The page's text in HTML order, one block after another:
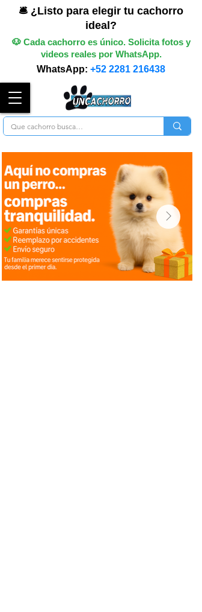
🛎️ ¿Listo para elegir tu cachorro
ideal?
🐶 Cada cachorro es único. Solicita fotos y
videos reales por WhatsApp.
WhatsApp: +52 2281 216438